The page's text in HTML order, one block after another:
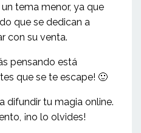
tema menor, ya que
que se dedican a
con su venta.
pensando está
que se te escape! 🙂
difundir tu magia online.
¡no lo olvides!